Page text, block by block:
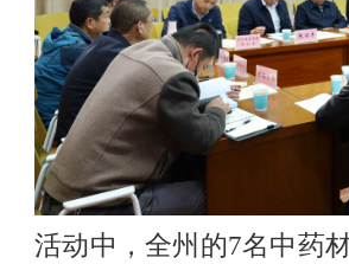
活动中，全州的7名中药